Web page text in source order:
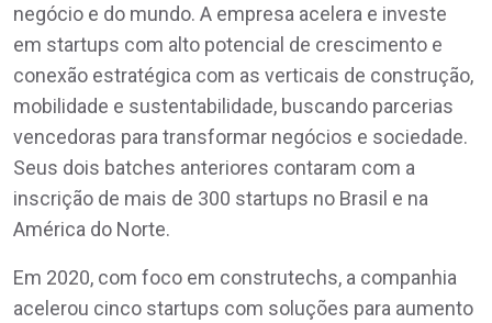
negócio e do mundo. A empresa acelera e investe
em startups com alto potencial de crescimento e
conexão estratégica com as verticais de construção,
mobilidade e sustentabilidade, buscando parcerias
vencedoras para transformar negócios e sociedade.
Seus dois batches anteriores contaram com a
inscrição de mais de 300 startups no Brasil e na
América do Norte.
Em 2020, com foco em construtechs, a companhia
acelerou cinco startups com soluções para aumento